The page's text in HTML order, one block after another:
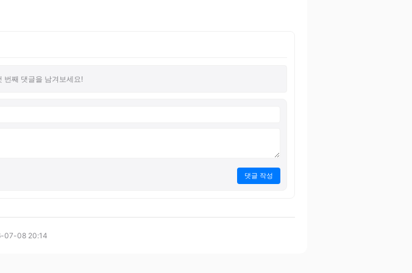
번째 댓글을 남겨보세요!
댓글 작성
07-08 20:14